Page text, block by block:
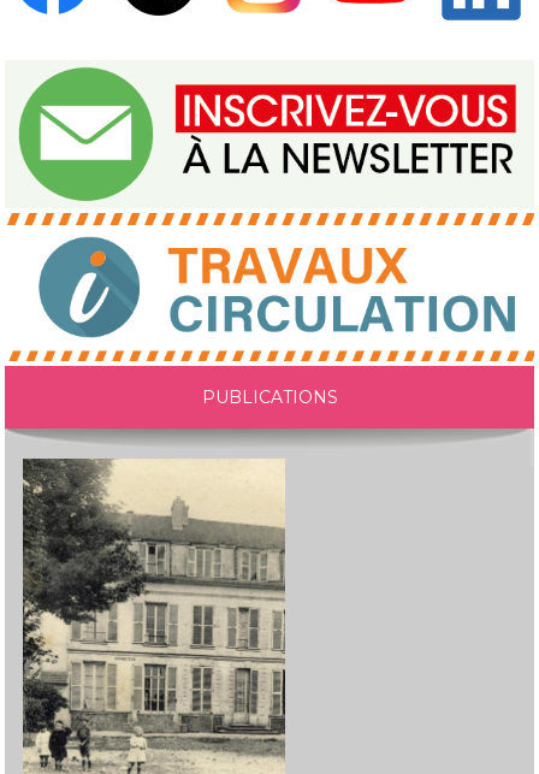
PUBLICATIONS